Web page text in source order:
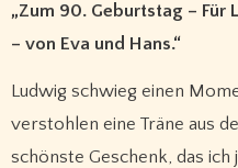
„Zum 90. Geburtstag – Für
– von Eva und Hans.“
Ludwig schwieg einen
verstohlen eine Träne aus
schönste Geschenk, das